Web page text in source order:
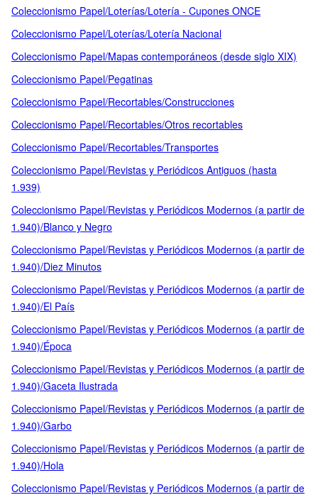
Coleccionismo Papel/Loterías/Lotería - Cupones ONCE
Coleccionismo Papel/Loterías/Lotería Nacional
Coleccionismo Papel/Mapas contemporáneos (desde siglo XIX)
Coleccionismo Papel/Pegatinas
Coleccionismo Papel/Recortables/Construcciones
Coleccionismo Papel/Recortables/Otros recortables
Coleccionismo Papel/Recortables/Transportes
Coleccionismo Papel/Revistas y Periódicos Antiguos (hasta
1.939)
Coleccionismo Papel/Revistas y Periódicos Modernos (a partir de
1.940)/Blanco y Negro
Coleccionismo Papel/Revistas y Periódicos Modernos (a partir de
1.940)/Diez Minutos
Coleccionismo Papel/Revistas y Periódicos Modernos (a partir de
1.940)/El País
Coleccionismo Papel/Revistas y Periódicos Modernos (a partir de
1.940)/Época
Coleccionismo Papel/Revistas y Periódicos Modernos (a partir de
1.940)/Gaceta Ilustrada
Coleccionismo Papel/Revistas y Periódicos Modernos (a partir de
1.940)/Garbo
Coleccionismo Papel/Revistas y Periódicos Modernos (a partir de
1.940)/Hola
Coleccionismo Papel/Revistas y Periódicos Modernos (a partir de